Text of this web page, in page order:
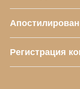
Регистрация